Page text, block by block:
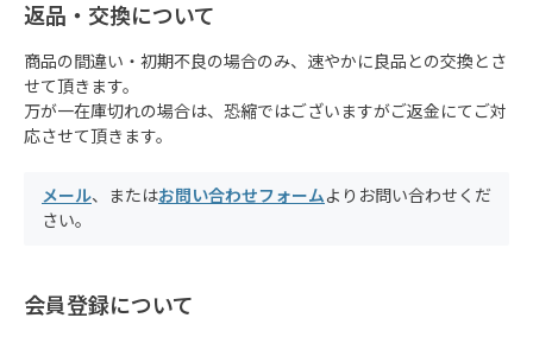
返品・交換について
商品の間違い・初期不良の場合のみ、速やかに良品との交換とさ
せて頂きます。
万が一在庫切れの場合は、恐縮ではございますがご返金にてご対
応させて頂きます。
メール、またはお問い合わせフォームよりお問い合わせくだ
さい。
会員登録について